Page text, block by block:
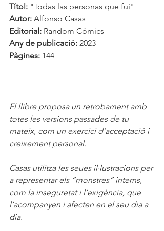
Títol: "Todas las personas que fui"
Autor: Alfonso Casas
Editorial: Random Cómics
Any de publicació: 2023
Pàgines: 144
El llibre proposa un retrobament amb
totes les versions passades de tu
mateix, com un exercici d’acceptació i
creixement personal.
Casas utilitza les seues il·lustracions per
a representar els “monstres” interns,
com la inseguretat i l’exigència, que
l’acompanyen i afecten en el seu dia a
dia.